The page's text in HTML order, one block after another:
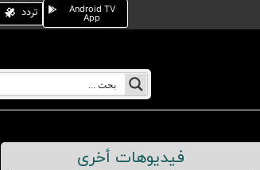
Android TV
App تردد
فيديوهات أخرى